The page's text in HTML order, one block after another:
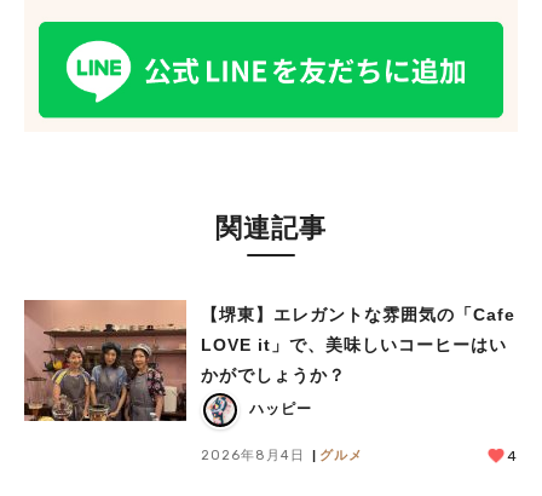
関連記事
【堺東】エレガントな雰囲気の「Cafe
LOVE it」で、美味しいコーヒーはい
かがでしょうか？
ハッピー
2026年8月4日 グルメ 4
人気のキーワード
#泉ヶ丘駅#栂・美木多駅 #光明池駅 #なかもず駅
#あなたはどっち？